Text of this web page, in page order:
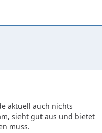
aktuell auch nichts
sieht gut aus und bietet
muss.